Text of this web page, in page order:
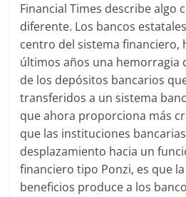
Financial Times describe algo
diferente. Los bancos
centro del sistema financiero,
últimos años una hemorragia
de los depósitos bancarios
transferidos a un sistema
que ahora proporciona más
que las instituciones
desplazamiento hacia un
financiero tipo Ponzi, es que
beneficios produce a los